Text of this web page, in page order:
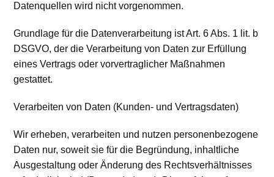
Datenquellen wird nicht vorgenommen.
Grundlage für die Datenverarbeitung ist Art. 6 Abs. 1 lit. b
DSGVO, der die Verarbeitung von Daten zur Erfüllung
eines Vertrags oder vorvertraglicher Maßnahmen
gestattet.
Verarbeiten von Daten (Kunden- und Vertragsdaten)
Wir erheben, verarbeiten und nutzen personenbezogene
Daten nur, soweit sie für die Begründung, inhaltliche
Ausgestaltung oder Änderung des Rechtsverhältnisses